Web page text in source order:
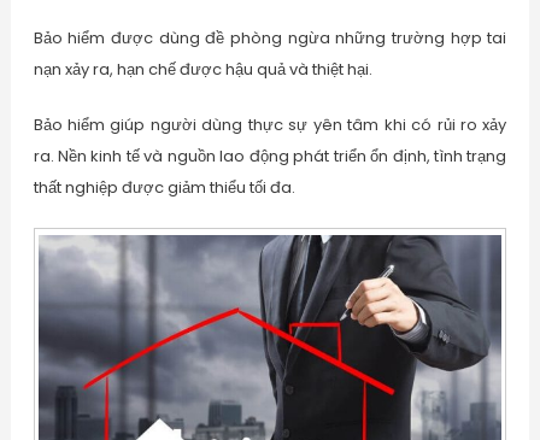
Bảo hiểm được dùng đề phòng ngừa những trường hợp tai
nạn xảy ra, hạn chế được hậu quả và thiệt hại.
Bảo hiểm giúp người dùng thực sự yên tâm khi có rủi ro xảy
ra. Nền kinh tế và nguồn lao động phát triển ổn định, tình trạng
thất nghiệp được giảm thiểu tối đa.